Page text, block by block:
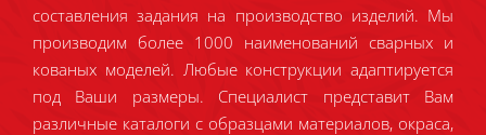
составления задания на производство изделий. Мы
производим более 1000 наименований сварных и
кованых моделей. Любые конструкции адаптируется
под Ваши размеры. Специалист представит Вам
различные каталоги с образцами материалов, окраса,